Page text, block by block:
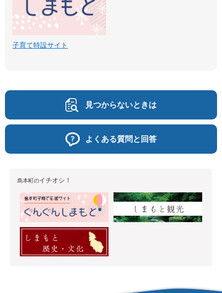
子育て特設サイト
見つからないときは
よくある質問と回答
島本町のイチオシ！